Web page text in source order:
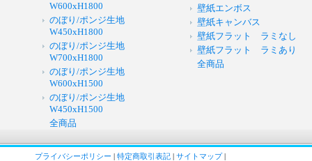
W600xH1800
のぼり/ポンジ生地
W450xH1800
のぼり/ポンジ生地
W700xH1800
のぼり/ポンジ生地
W600xH1500
のぼり/ポンジ生地
W450xH1500
全商品
壁紙エンボス
壁紙キャンバス
壁紙フラット ラミなし
壁紙フラット ラミあり
全商品
プライバシーポリシー | 特定商取引表記 | サイトマップ|